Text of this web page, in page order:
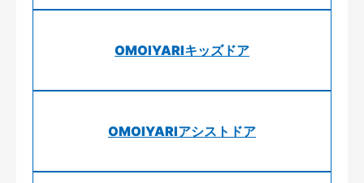
OMOIYARIキッズドア
OMOIYARIアシストドア